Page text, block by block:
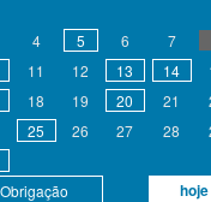
Obrigação hoje
4 5 6 7
11 12 13 14
18 19 20 21
25 26 27 28